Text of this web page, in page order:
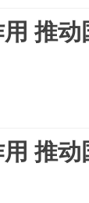
推
推